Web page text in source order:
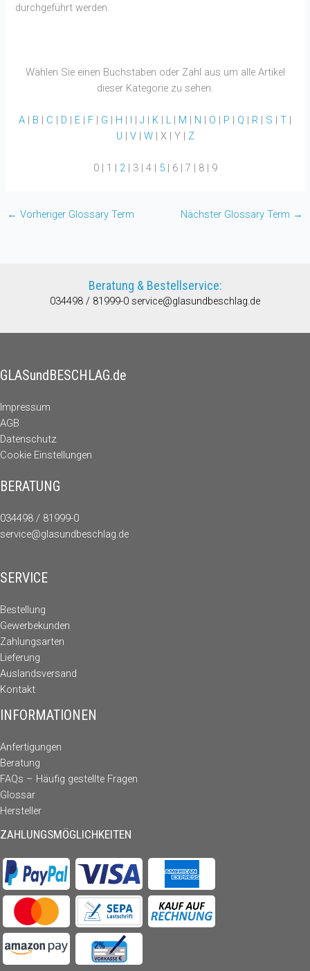
durchgeführt werden.
Wählen Sie einen Buchstaben oder Zahl aus um alle Artikel
dieser Kategorie zu sehen.
A | B | C | D | E | F | G | H | I | J | K | L | M | N | O | P | Q | R | S | T |
U | V| W| X | Y | Z
0 | 1 | 2| 3 | 4 | 5| 6 | 7 | 8 | 9
← Vorheriger Glossary Term Nächster Glossary Term →
Beratung & Bestellservice:
034498 / 81999-0 service@glasundbeschlag.de
GLASundBESCHLAG.de
Impressum
AGB
Datenschutz
Cookie Einstellungen
BERATUNG
034498 / 81999-0
service@glasundbeschlag.de
SERVICE
Bestellung
Gewerbekunden
Zahlungsarten
Lieferung
Auslandsversand
Kontakt
INFORMATIONEN
Anfertigungen
Beratung
FAQs – Häufig gestellte Fragen
Glossar
Hersteller
ZAHLUNGSMÖGLICHKEITEN